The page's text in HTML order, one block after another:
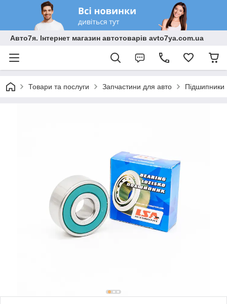
Авто7я. Інтернет магазин автотоварів avto7ya.com.ua
Товари та послуги Запчастини для авто Підшипники